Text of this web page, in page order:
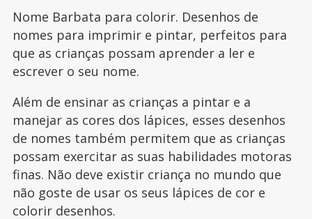
Nome Barbata para colorir. Desenhos de
nomes para imprimir e pintar, perfeitos para
que as crianças possam aprender a ler e
escrever o seu nome.
Além de ensinar as crianças a pintar e a
manejar as cores dos lápices, esses desenhos
de nomes também permitem que as crianças
possam exercitar as suas habilidades motoras
finas. Não deve existir criança no mundo que
não goste de usar os seus lápices de cor e
colorir desenhos.